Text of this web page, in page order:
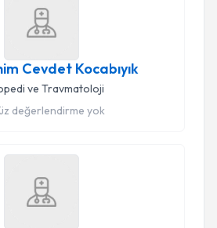
Cevdet Kocabıyık
ve Travmatoloji
değerlendirme yok